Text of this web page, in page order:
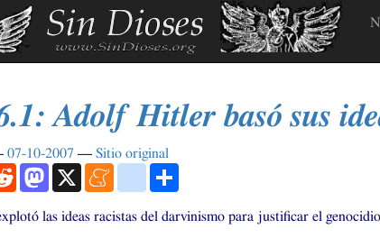
.1: Adolf Hitler basó sus
07-10-2007
Sitio original
RedditMastodon
X Meneameblogger_post
las ideas racistas del darvinismo para justificar el genocidio